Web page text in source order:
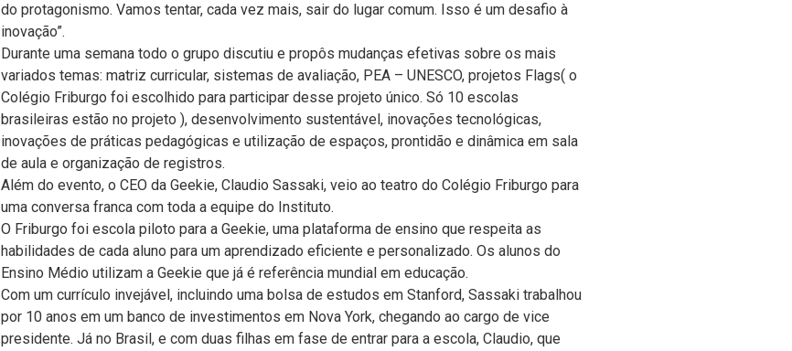
do protagonismo. Vamos tentar, cada vez mais, sair do lugar comum. Isso é um desafio à
inovação”.
Durante uma semana todo o grupo discutiu e propôs mudanças efetivas sobre os mais
variados temas: matriz curricular, sistemas de avaliação, PEA – UNESCO, projetos Flags( o
Colégio Friburgo foi escolhido para participar desse projeto único. Só 10 escolas
brasileiras estão no projeto ), desenvolvimento sustentável, inovações tecnológicas,
inovações de práticas pedagógicas e utilização de espaços, prontidão e dinâmica em sala
de aula e organização de registros.
Além do evento, o CEO da Geekie, Claudio Sassaki, veio ao teatro do Colégio Friburgo para
uma conversa franca com toda a equipe do Instituto.
O Friburgo foi escola piloto para a Geekie, uma plataforma de ensino que respeita as
habilidades de cada aluno para um aprendizado eficiente e personalizado. Os alunos do
Ensino Médio utilizam a Geekie que já é referência mundial em educação.
Com um currículo invejável, incluindo uma bolsa de estudos em Stanford, Sassaki trabalhou
por 10 anos em um banco de investimentos em Nova York, chegando ao cargo de vice
presidente. Já no Brasil, e com duas filhas em fase de entrar para a escola, Claudio, que